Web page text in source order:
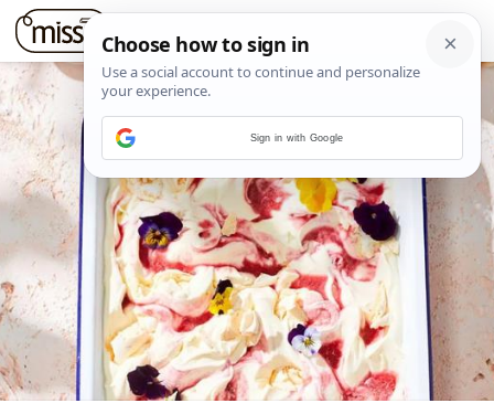
Sign in with Google